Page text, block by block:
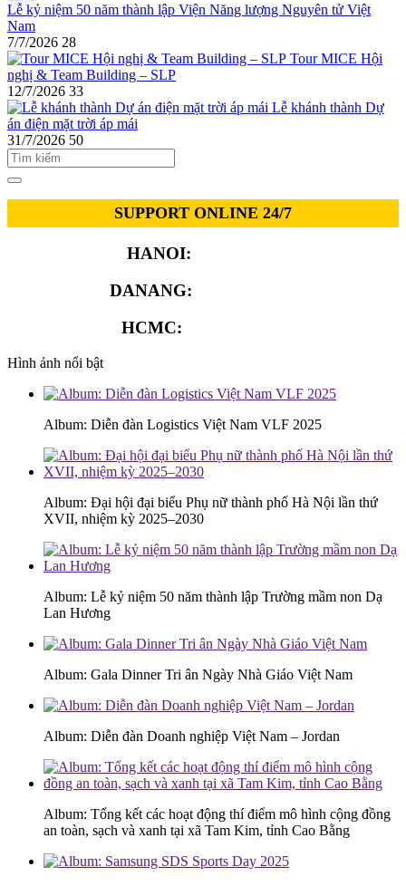
Lễ kỷ niệm 50 năm thành lập Viện Năng lượng Nguyên tử Việt
Nam
7/7/2026 28
Tour MICE Hội
nghị & Team Building – SLP
12/7/2026 33
Lễ khánh thành Dự
án điện mặt trời áp mái
31/7/2026 50
SUPPORT ONLINE 24/7
HANOI:
DANANG:
HCMC:
Hình ảnh nổi bật
Album: Diễn đàn Logistics Việt Nam VLF 2025
Album: Đại hội đại biểu Phụ nữ thành phố Hà Nội lần thứ
XVII, nhiệm kỳ 2025–2030
Album: Lễ kỷ niệm 50 năm thành lập Trường mầm non Dạ
Lan Hương
Album: Gala Dinner Tri ân Ngày Nhà Giáo Việt Nam
Album: Diễn đàn Doanh nghiệp Việt Nam – Jordan
Album: Tổng kết các hoạt động thí điểm mô hình cộng đồng
an toàn, sạch và xanh tại xã Tam Kim, tỉnh Cao Bằng